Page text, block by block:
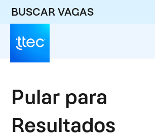
BUSCAR VAGAS
Pular para
Resultados